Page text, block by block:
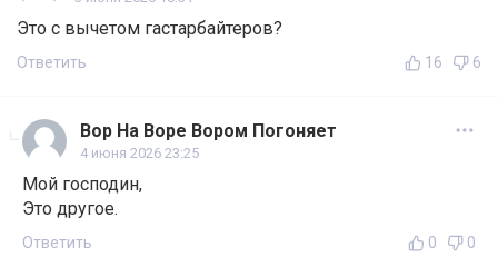
Это с вычетом гастарбайтеров?
Ответить 16 6
Вор На Воре Вором Погоняет
4 июня 2026 23:25
Мой господин,
Это другое.
Ответить 0 0